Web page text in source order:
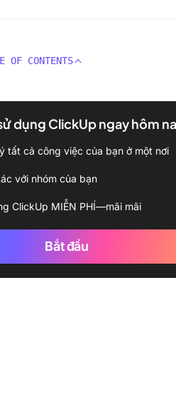
OF CONTENTS
dụng ClickUp ngay hôm
tất cả công việc của bạn ở một nơi
với nhóm của bạn
ClickUp MIỄN PHÍ—mãi mãi
Bắt đầu